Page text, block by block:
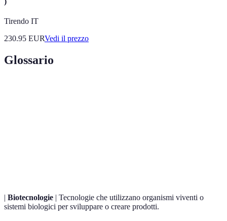
Tirendo IT
230.95 EURVedi il prezzo
Glossario
| Biotecnologie | Tecnologie che utilizzano organismi viventi o
sistemi biologici per sviluppare o creare prodotti.